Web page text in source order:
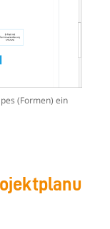
(Formen) ein